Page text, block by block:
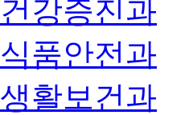
건강증진과
식품안전과
생활보건과